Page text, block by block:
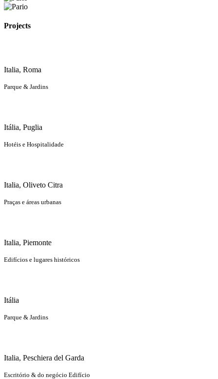
Projects
Italia, Roma
Parque & Jardins
Itália, Puglia
Hotéis e Hospitalidade
Italia, Oliveto Citra
Praças e áreas urbanas
Italia, Piemonte
Edifícios e lugares históricos
Itália
Parque & Jardins
Italia, Peschiera del Garda
Escritório & do negócio Edifício